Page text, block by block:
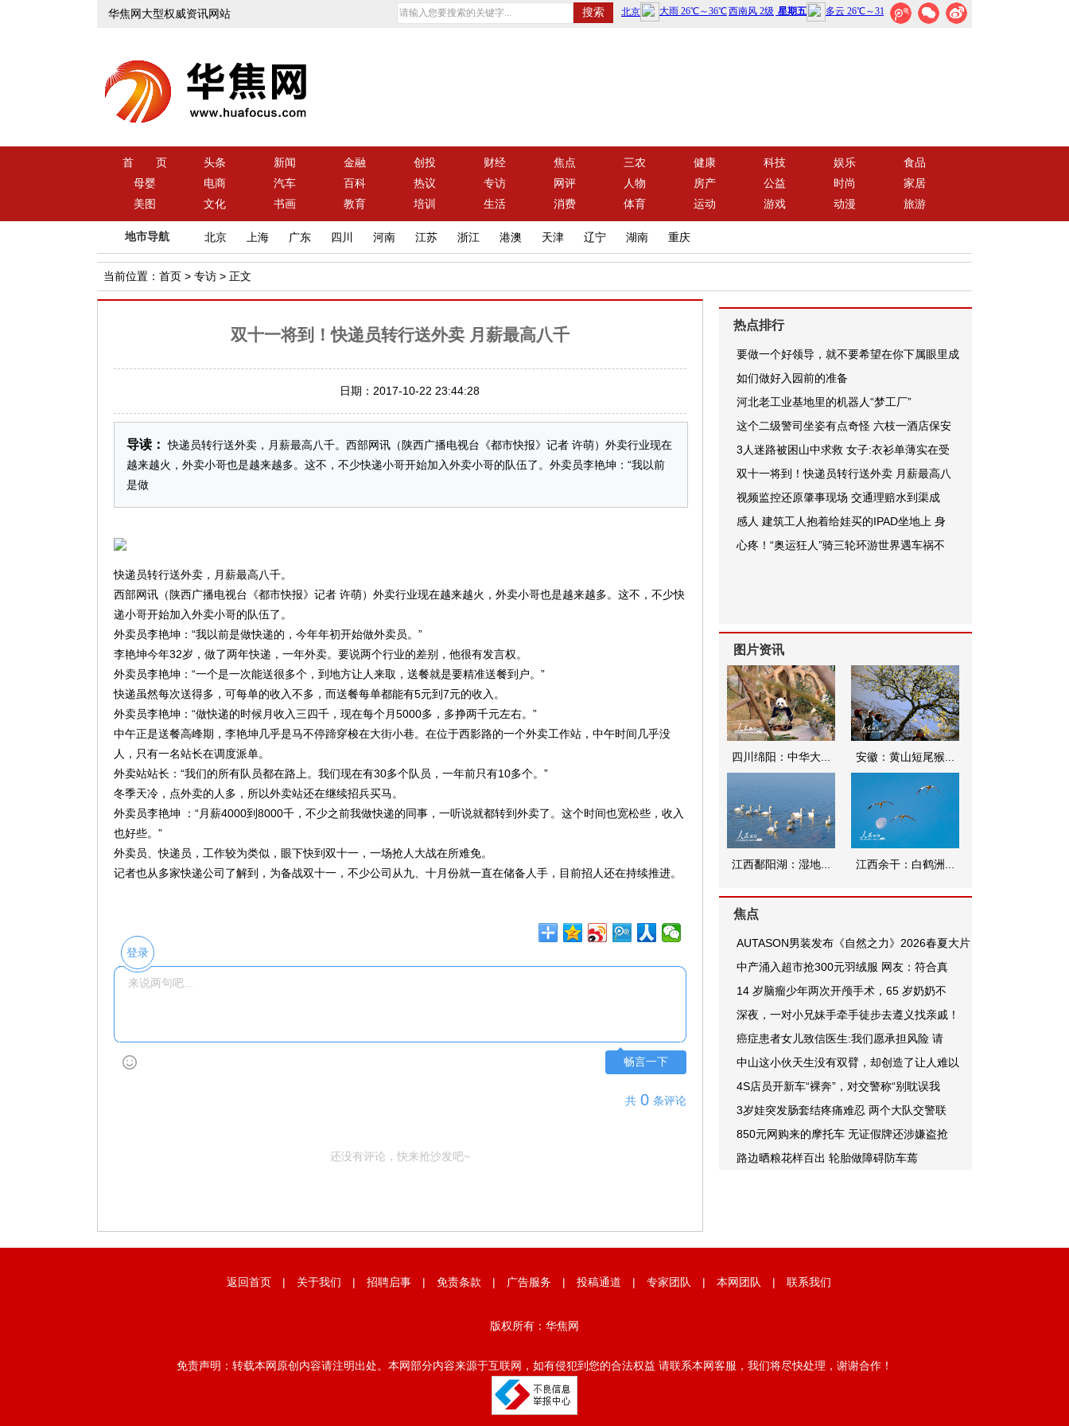
华焦网大型权威资讯网站
首 页 头条 新闻 金融 创投 财经 焦点 三农 健康 科技 娱乐
食品
母婴
电商 汽车 百科 热议 专访 网评 人物 房产 公益 时尚
家居
美图
文化 书画 教育 培训 生活 消费 体育 运动 游戏 动漫 旅游
地市导航 北京 上海 广东 四川 河南 江苏 浙江 港澳 天津 辽宁 湖南 重庆
当前位置： 首页 > 专访 > 正文
双十一将到！快递员转行送外卖 月薪最高八千
日期：2017-10-22 23:44:28
导读： 快递员转行送外卖，月薪最高八千。西部网讯（陕西广播电视台《都市快报》记者 许萌）外卖行业现在
越来越火，外卖小哥也是越来越多。这不，不少快递小哥开始加入外卖小哥的队伍了。外卖员李艳坤：“我以前
是做
快递员转行送外卖，月薪最高八千。
西部网讯（陕西广播电视台《都市快报》记者 许萌）外卖行业现在越来越火，外卖小哥也是越来越多。这不，不少快
递小哥开始加入外卖小哥的队伍了。
外卖员李艳坤：“我以前是做快递的，今年年初开始做外卖员。”
李艳坤今年32岁，做了两年快递，一年外卖。要说两个行业的差别，他很有发言权。
外卖员李艳坤：“一个是一次能送很多个，到地方让人来取，送餐就是要精准送餐到户。”
快递虽然每次送得多，可每单的收入不多，而送餐每单都能有5元到7元的收入。
外卖员李艳坤：“做快递的时候月收入三四千，现在每个月5000多，多挣两千元左右。”
中午正是送餐高峰期，李艳坤几乎是马不停蹄穿梭在大街小巷。在位于西影路的一个外卖工作站，中午时间几乎没
人，只有一名站长在调度派单。
外卖站站长：“我们的所有队员都在路上。我们现在有30多个队员，一年前只有10多个。”
冬季天冷，点外卖的人多，所以外卖站还在继续招兵买马。
外卖员李艳坤 ：“月薪4000到8000千，不少之前我做快递的同事，一听说就都转到外卖了。这个时间也宽松些，收入
也好些。”
外卖员、快递员，工作较为类似，眼下快到双十一，一场抢人大战在所难免。
记者也从多家快递公司了解到，为备战双十一，不少公司从九、十月份就一直在储备人手，目前招人还在持续推进。
登录
畅言一下
共 0 条评论
还没有评论，快来抢沙发吧~
热点排行
要做一个好领导，就不要希望在你下属眼里成
如们做好入园前的准备
河北老工业基地里的机器人“梦工厂”
这个二级警司坐姿有点奇怪 六枝一酒店保安
3人迷路被困山中求救 女子:衣衫单薄实在受
双十一将到！快递员转行送外卖 月薪最高八
视频监控还原肇事现场 交通理赔水到渠成
感人 建筑工人抱着给娃买的IPAD坐地上 身
心疼！“奥运狂人”骑三轮环游世界遇车祸不
图片资讯
四川绵阳：中华大... 安徽：黄山短尾猴...
江西鄱阳湖：湿地... 江西余干：白鹤洲...
焦点
AUTASON男装发布《自然之力》2026春夏大片
中产涌入超市抢300元羽绒服 网友：符合真
14 岁脑瘤少年两次开颅手术，65 岁奶奶不
深夜，一对小兄妹手牵手徒步去遵义找亲戚！
癌症患者女儿致信医生:我们愿承担风险 请
中山这小伙天生没有双臂，却创造了让人难以
4S店员开新车“裸奔”，对交警称“别耽误我
3岁娃突发肠套结疼痛难忍 两个大队交警联
850元网购来的摩托车 无证假牌还涉嫌盗抢
路边晒粮花样百出 轮胎做障碍防车蔫
返回首页 | 关于我们 | 招聘启事 | 免责条款 | 广告服务 | 投稿通道 | 专家团队 | 本网团队 | 联系我们
版权所有：华焦网
免责声明：转载本网原创内容请注明出处。本网部分内容来源于互联网，如有侵犯到您的合法权益 请联系本网客服，我们将尽快处理，谢谢合作！